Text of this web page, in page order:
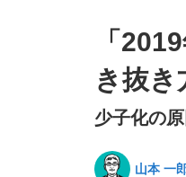
「敗
キン
「
き抜き
少子化の
山本 一